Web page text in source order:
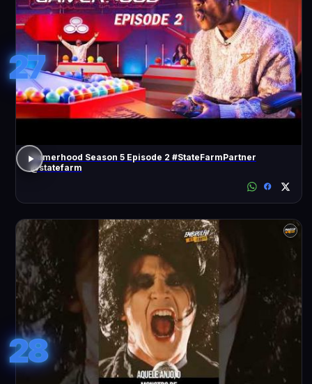
27
Gamerhood Season 5 Episode 2 #StateFarmPartner
@statefarm
28